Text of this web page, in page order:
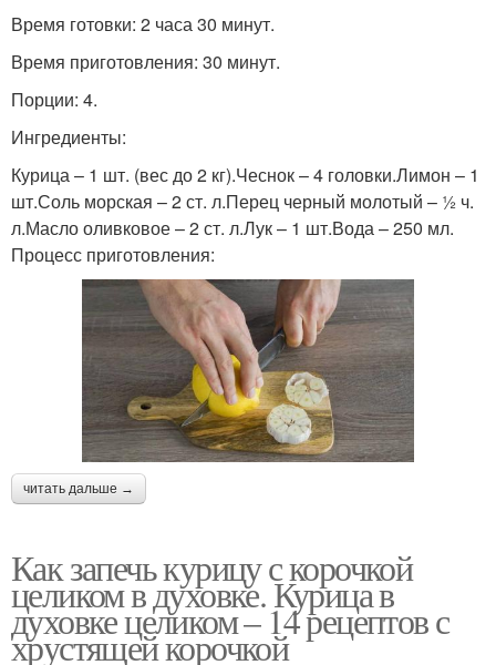
Время готовки: 2 часа 30 минут.
Время приготовления: 30 минут.
Порции: 4.
Ингредиенты:
Курица – 1 шт. (вес до 2 кг).Чеснок – 4 головки.Лимон – 1
шт.Соль морская – 2 ст. л.Перец черный молотый – ½ ч.
л.Масло оливковое – 2 ст. л.Лук – 1 шт.Вода – 250 мл.
Процесс приготовления:
читать дальше →
Как запечь курицу с корочкой
целиком в духовке. Курица в
духовке целиком – 14 рецептов с
хрустящей корочкой